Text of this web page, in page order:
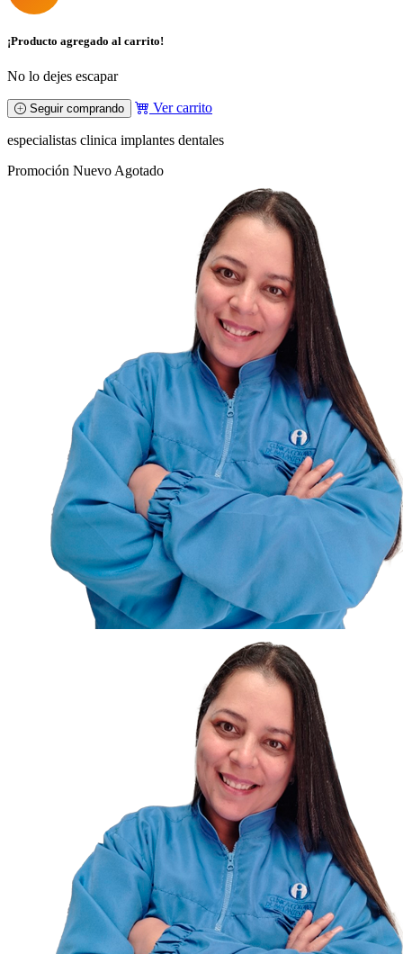
¡Producto agregado al carrito!
No lo dejes escapar
Seguir comprando Ver carrito
especialistas clinica implantes dentales
Promoción Nuevo Agotado